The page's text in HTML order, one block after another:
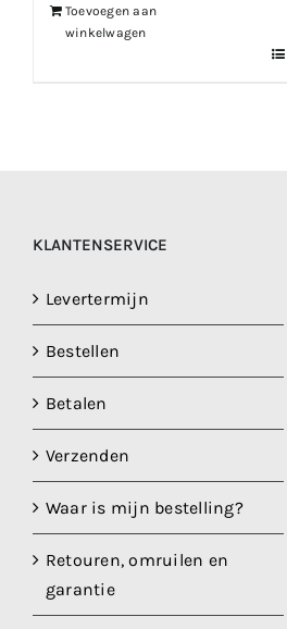
Toevoegen aan
winkelwagen
KLANTENSERVICE
Levertermijn
Bestellen
Betalen
Verzenden
Waar is mijn bestelling?
Retouren, omruilen en
garantie